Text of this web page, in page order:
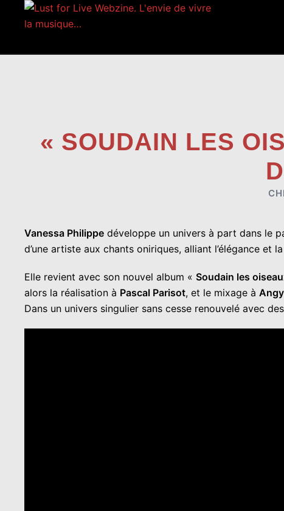
« SOUDAIN LES
Vanessa Philippe développe un univers à part dans le
d’une artiste aux chants oniriques, alliant l’élégance et
Elle revient avec son nouvel album « Soudain les
alors la réalisation à Pascal Parisot, et le mixage à
Dans un univers singulier sans cesse renouvelé avec